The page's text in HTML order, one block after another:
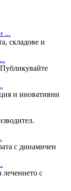
...
складове и
и иновативни
с динамичен
лечението с